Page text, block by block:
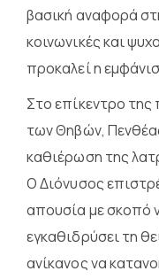
βασική αναφορά
κοινωνικές και
προκαλεί η
Στο επίκεντρο της
των Θηβών,
καθιέρωση της
Ο Διόνυσος
απουσία με σκοπό
εγκαθιδρύσει τη
ανίκανος να